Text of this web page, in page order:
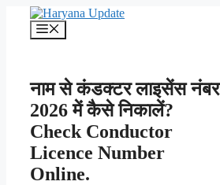
content
नाम से कंडक्टर लाइसेंस नंबर
2026 में कैसे निकालें?
Check Conductor
Licence Number
Online.